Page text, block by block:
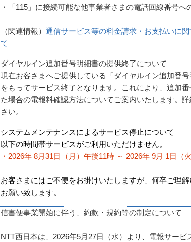
・「115」に接続可能な他事業者さまの電話回線番号へ
（関連情報） 通信サービス等の料金請求・お支払いに
て
ダイヤルイン追加番号明細書の提供終了について
現在お客さまへご提供している「ダイヤルイン追加番
をもってサービス終了となります。これにより、追加
た場合の電報料確認方法についてご案内いたします。詳
さい。
システムメンテナンスによるサービス停止について
以下の時間帯サービスがご利用いただけません。
・2026年 8月31日（月）午後11時 ～ 2026年 9月 1日（
お客さまにはご不便をお掛けいたしますが、何卒ご理
お願い致します。
信書便事業開始に伴う、約款・規約等の制定について
NTT西日本は、2026年5月27日（水）より、電報サービ